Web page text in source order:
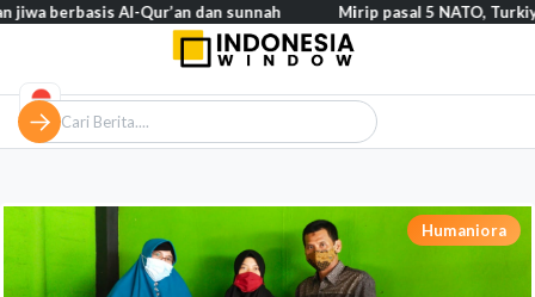
Humaniora
Al-Qur’an dan sunnah Mirip pasal 5 NATO, Turkiye